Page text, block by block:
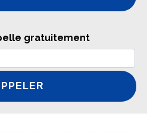
gratuitement